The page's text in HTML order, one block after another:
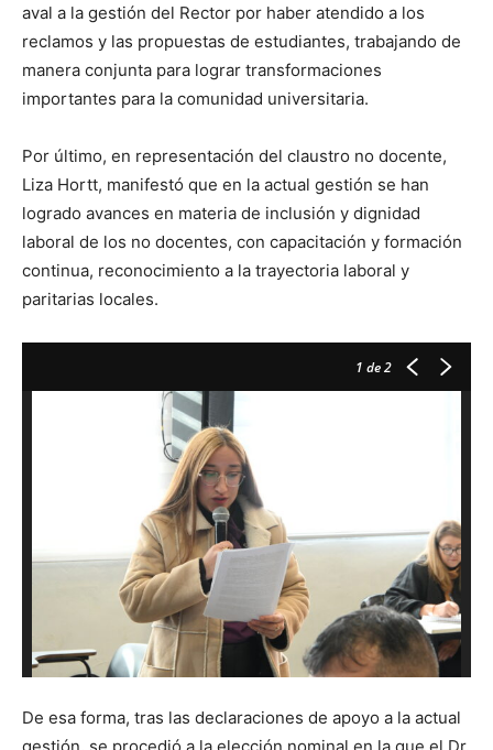
aval a la gestión del Rector por haber atendido a los
reclamos y las propuestas de estudiantes, trabajando de
manera conjunta para lograr transformaciones
importantes para la comunidad universitaria.
Por último, en representación del claustro no docente,
Liza Hortt, manifestó que en la actual gestión se han
logrado avances en materia de inclusión y dignidad
laboral de los no docentes, con capacitación y formación
continua, reconocimiento a la trayectoria laboral y
paritarias locales.
1 de 2
De esa forma, tras las declaraciones de apoyo a la actual